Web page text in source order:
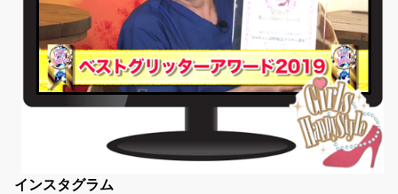
インスタグラム